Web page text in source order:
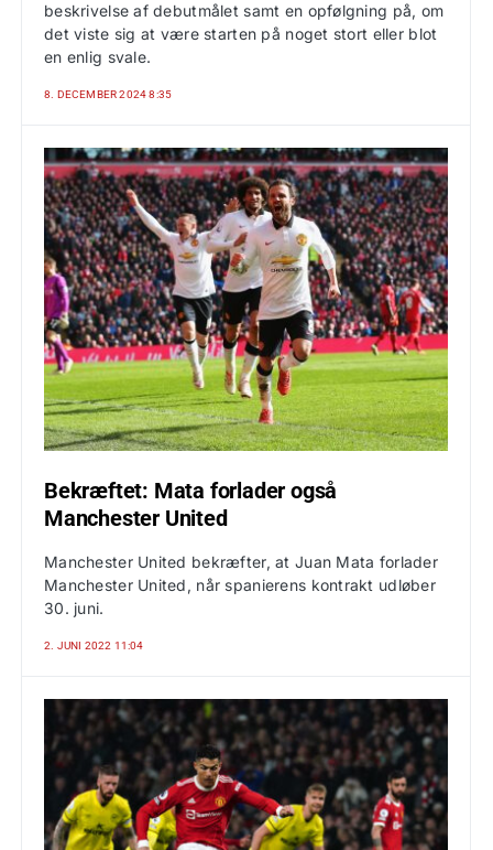
beskrivelse af debutmålet samt en opfølgning på, om
det viste sig at være starten på noget stort eller blot
en enlig svale.
8. DECEMBER 2024 8:35
Bekræftet: Mata forlader også
Manchester United
Manchester United bekræfter, at Juan Mata forlader
Manchester United, når spanierens kontrakt udløber
30. juni.
2. JUNI 2022 11:04